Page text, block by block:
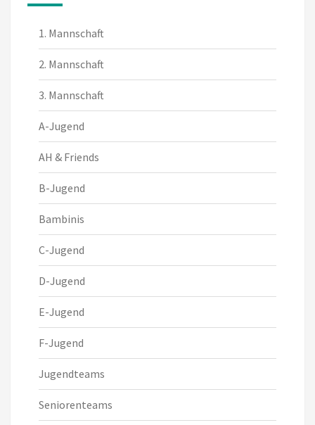
1. Mannschaft
2. Mannschaft
3. Mannschaft
A-Jugend
AH & Friends
B-Jugend
Bambinis
C-Jugend
D-Jugend
E-Jugend
F-Jugend
Jugendteams
Seniorenteams